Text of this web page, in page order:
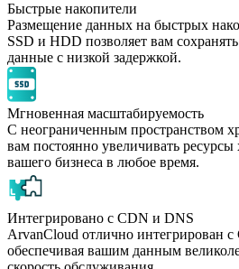
Быстрые накопители
Размещение данных на быстрых
SSD и HDD позволяет вам
данные с низкой задержкой.
Мгновенная масштабируемость
С неограниченным пространством
вам постоянно увеличивать
вашего бизнеса в любое время.
Интегрировано с CDN и DNS
ArvanCloud отлично интегрирован
обеспечивая вашим данным